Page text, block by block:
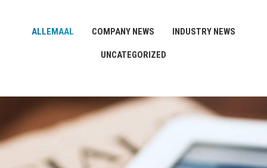
ALLEMAAL COMPANY NEWS INDUSTRY NEWS
UNCATEGORIZED